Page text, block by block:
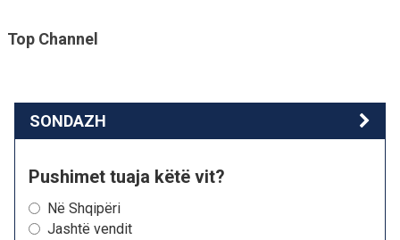
Top Channel
SONDAZH
Pushimet tuaja këtë vit?
Në Shqipëri
Jashtë vendit